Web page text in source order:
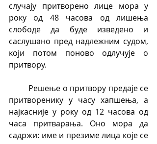
случају притворено лице мора у
року од 48 часова од лишења
слободе да буде изведено и
саслушано пред надлежним судом,
који потом поново одлучује о
притвору.
притворенику у часу хапшења, а
најкасније у року од 12 часова од
часа притварања. Оно мора да
садржи: име и презиме лица које се